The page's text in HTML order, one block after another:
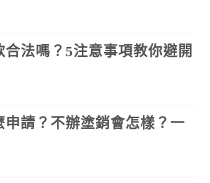
法嗎？5注意事項教你避開
申請？不辦塗銷會怎樣？一